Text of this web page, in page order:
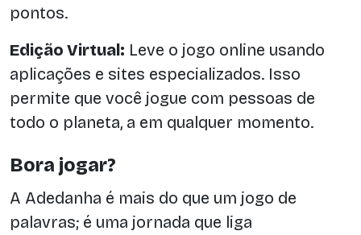
pontos.
Edição Virtual: Leve o jogo online usando
aplicações e sites especializados. Isso
permite que você jogue com pessoas de
todo o planeta, a em qualquer momento.
Bora jogar?
A Adedanha é mais do que um jogo de
palavras; é uma jornada que liga